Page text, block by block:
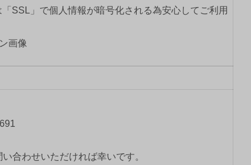
SSL」で個人情報が暗号化される為安心してご利用
合わせいただければ幸いです。